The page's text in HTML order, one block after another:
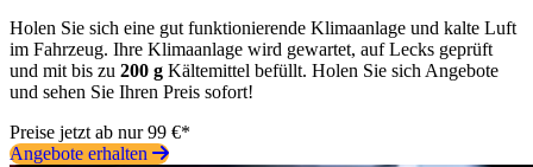
Holen Sie sich eine gut funktionierende Klimaanlage und kalte Luft
im Fahrzeug. Ihre Klimaanlage wird gewartet, auf Lecks geprüft
und mit bis zu 200 g Kältemittel befüllt. Holen Sie sich Angebote
und sehen Sie Ihren Preis sofort!
Preise jetzt ab nur 99 €*
Angebote erhalten